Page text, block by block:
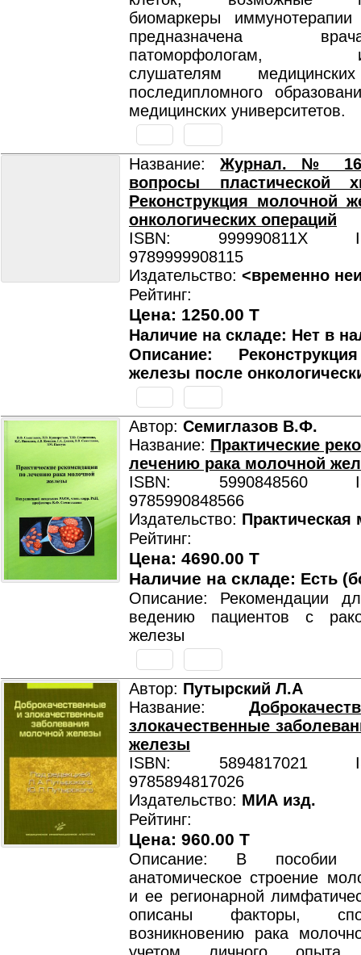
биомаркеры
предназначена
патоморфологам,
слушателям
последипломного
медицинских университетов.
Название:Журнал. № 16
вопросы пластической
Реконструкция молочной
онкологических операций
ISBN: 999990811X
9789999908115
Издательство: <временно
Рейтинг:
Цена: 1250.00 T
Наличие на складе: Нет в
Описание:
железы после
Автор: Семиглазов В.Ф.
Название: Практические
лечению рака молочной
ISBN: 5990848560
9785990848566
Издательство: Практическая
Рейтинг:
Цена: 4690.00 T
Наличие на складе: Есть
Описание: Рекомендации
ведению пациентов с
железы
Автор: Путырский Л.А
Название:
злокачественные
железы
ISBN: 5894817021
9785894817026
Издательство: МИА изд.
Рейтинг:
Цена: 960.00 T
Описание: В пособии
анатомическое строение
и ее регионарной
описаны факторы,
возникновению рака